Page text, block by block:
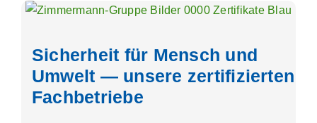
Sicherheit für Mensch und
Umwelt — unsere zertifizierten
Fachbetriebe